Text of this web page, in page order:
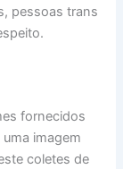
pessoas trans
fornecidos
imagem
coletes de